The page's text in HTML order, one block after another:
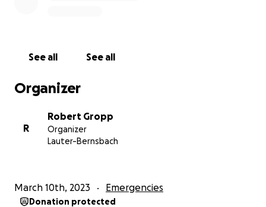
Schmerz noch die Trauer lindern, aber den Weg für
Constanze und ihre beiden Liebsten etwas
erleichtern.
Von Herzen nehmen wir Abschied - Lieber Eric - wir
Ruhe in Frieden ️
See all See all
Organizer
R
Robert Gropp
Organizer
Lauter-Bernsbach
March 10th, 2023 Emergencies
Donation protected